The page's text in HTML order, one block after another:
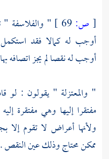
[ ص: " والفلاسفة "
أوجب له كمالا فقد
أوجب له نقصا لم يجز اتصافه
" والمعتزلة " يقولون : لو
مفتقرا إليها وهي مفتقرة
ولأنها أعراض لا تقوم
ممكن محتاج وذلك عين النقص .